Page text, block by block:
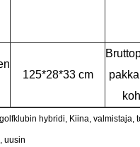
125*28*33 cm
hybridi, Kiina, valmistaja,
uusin